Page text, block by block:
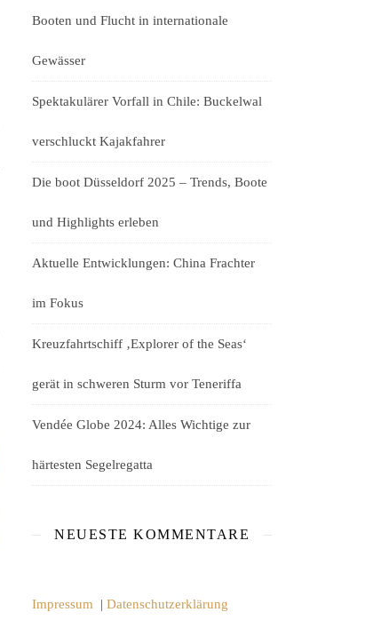
Booten und Flucht in internationale
Gewässer
Spektakulärer Vorfall in Chile: Buckelwal
verschluckt Kajakfahrer
Die boot Düsseldorf 2025 – Trends, Boote
und Highlights erleben
Aktuelle Entwicklungen: China Frachter
im Fokus
Kreuzfahrtschiff ‚Explorer of the Seas‘
gerät in schweren Sturm vor Teneriffa
Vendée Globe 2024: Alles Wichtige zur
härtesten Segelregatta
NEUESTE KOMMENTARE
Impressum | Datenschutzerklärung